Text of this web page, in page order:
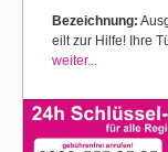
Bezeichnung:
eilt zur Hilfe! Ihre
weiter...